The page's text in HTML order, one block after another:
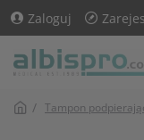
Zaloguj
Tampon